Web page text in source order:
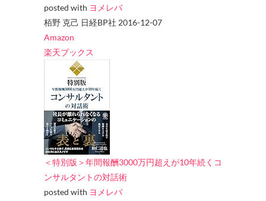
posted with ヨメレバ
栢野 克己 日経BP社 2016-12-07
Amazon
楽天ブックス
＜特別版＞年間報酬3000万円超えが10年続くコ
ンサルタントの対話術
posted with ヨメレバ